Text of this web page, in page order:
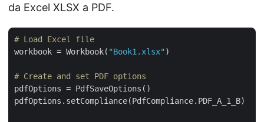
da Excel XLSX a PDF.
# Load Excel file
workbook = Workbook( "Book1.xlsx" )
# Create and set PDF options
pdfOptions = PdfSaveOptions()
pdfOptions.setCompliance(PdfCompliance.PDF_A_1_B)